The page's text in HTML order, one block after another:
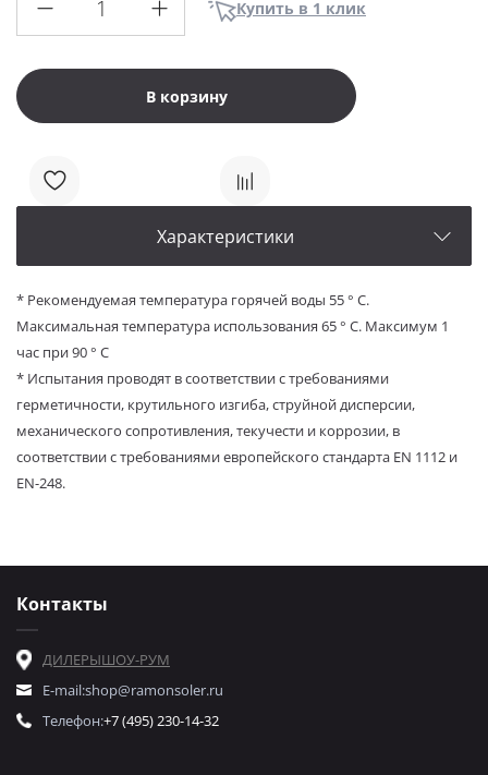
В корзину
Купить в 1 клик
Характеристики
* Рекомендуемая температура горячей воды 55 ° С.
Максимальная температура использования 65 ° C. Максимум 1
час при 90 ° С
* Испытания проводят в соответствии с требованиями
герметичности, крутильного изгиба, струйной дисперсии,
механического сопротивления, текучести и коррозии, в
соответствии с требованиями европейского стандарта EN 1112 и
EN-248.
Контакты
ДИЛЕРЫШОУ-РУМ
E-mail:shop@ramonsoler.ru
Телефон:+7 (495) 230-14-32